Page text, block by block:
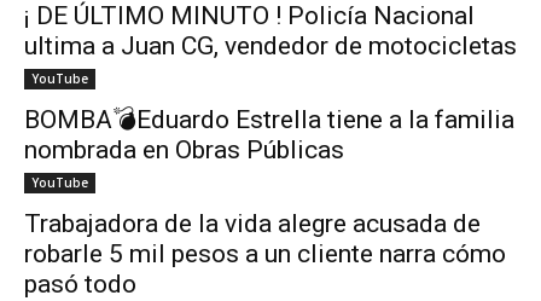
¡ DE ÚLTIMO MINUTO ! Policía Nacional
ultima a Juan CG, vendedor de motocicletas
YouTube
BOMBA💣Eduardo Estrella tiene a la familia
nombrada en Obras Públicas
YouTube
Trabajadora de la vida alegre acusada de
robarle 5 mil pesos a un cliente narra cómo
pasó todo